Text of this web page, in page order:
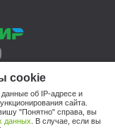
cookie
об IP-адресе и
сайта.
"Понятно" справа, вы
данных . В случае, если вы